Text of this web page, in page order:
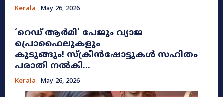
Kerala May 26, 2026
​‘റെഡ് ആർമി’ പേജും വ്യാജ
പ്രൊഫൈലുകളും
കുടുങ്ങും! സ്ക്രീൻഷോട്ടുകൾ സഹിതം
പരാതി നൽകി...
Kerala May 26, 2026